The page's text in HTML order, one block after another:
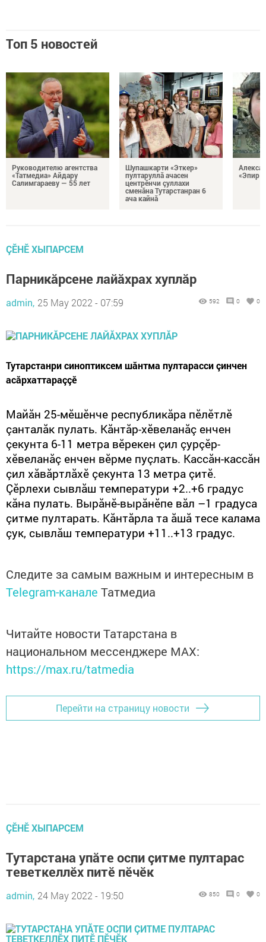
Топ 5 новостей
Руководителю агентства
«Татмедиа» Айдару
Салимгараеву — 55 лет
Шупашкарти «Эткер»
пултаруллă ачасен
центрӗнчи çуллахи
сменăна Тутарстанран 6
ача кайнă
«Эпир
ÇӖНӖ ХЫПАРСЕМ
Парникăрсене лайăхрах хуплăр
admin, 25 May 2022 - 07:59 592 0 0
Тутарстанри синоптиксем шăнтма пултарасси çинчен
асăрхаттараççӗ
Майăн 25-мӗшӗнче республикăра пӗлӗтлӗ
çанталăк пулать. Кăнтăр-хӗвеланăç енчен
çекунта 6-11 метра вӗрекен çил çурçӗр-
хӗвеланăç енчен вӗрме пуçлать. Кассăн-кассăн
çил хăвăртлăхӗ çекунта 13 метра çитӗ.
Çӗрлехи сывлăш температури +2..+6 градус
кăна пулать. Вырăнӗ-вырăнӗпе вăл –1 градуса
çитме пултарать. Кăнтăрла та ăшă тесе калама
çук, сывлăш температури +11..+13 градус.
Следите за самым важным и интересным в
Telegram-канале Татмедиа
Читайте новости Татарстана в
национальном мессенджере MАХ:
https://max.ru/tatmedia
Перейти на страницу новости
ÇӖНӖ ХЫПАРСЕМ
Тутарстана упăте оспи çитме пултарас
теветкеллӗх питӗ пӗчӗк
admin, 24 May 2022 - 19:50 850 0 0